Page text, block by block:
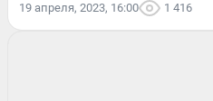
19 апреля, 2023, 16:00 1 416